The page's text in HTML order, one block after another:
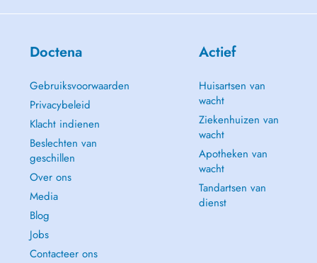
Doctena
Gebruiksvoorwaarden
Privacybeleid
Klacht indienen
Beslechten van
geschillen
Over ons
Media
Blog
Jobs
Contacteer ons
Actief
Huisartsen van
wacht
Ziekenhuizen van
wacht
Apotheken van
wacht
Tandartsen van
dienst